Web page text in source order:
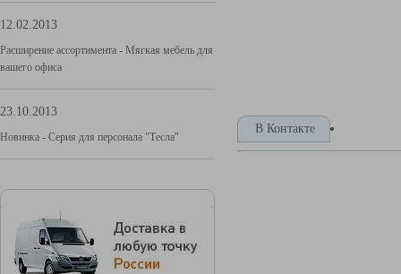
12.02.2013
Расширение ассортимента - Мягкая мебель для
вашего офиса
23.10.2013
Новинка - Серия для персонала "Тесла"
В Контакте